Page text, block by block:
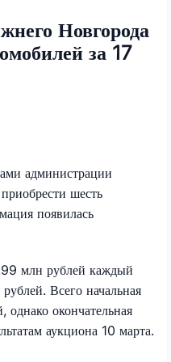
Новгорода
за 17
администрации
шесть
появилась
млн рублей каждый
Всего начальная
окончательная
аукциона 10 марта.